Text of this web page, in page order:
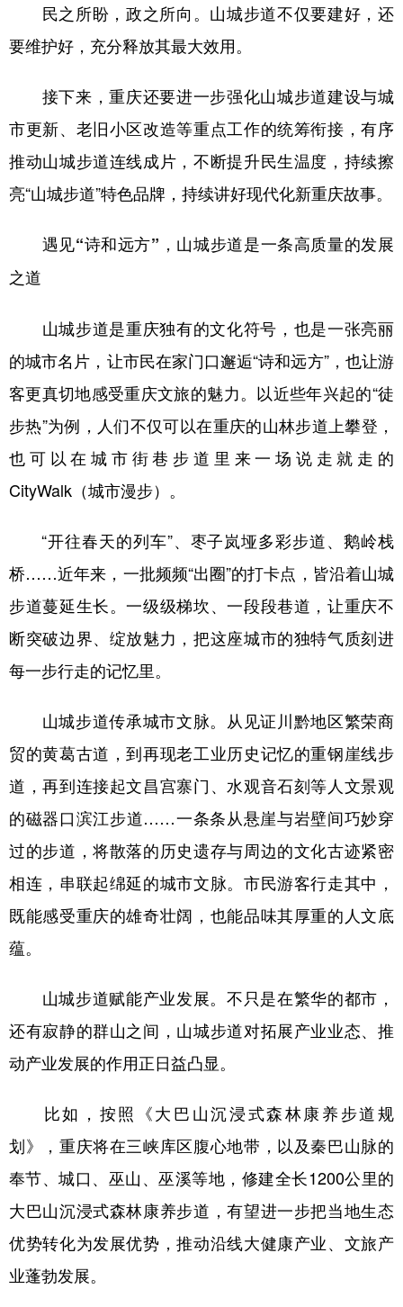
民之所盼，政之所向。山城步道不仅要建好，还
要维护好，充分释放其最大效用。
接下来，重庆还要进一步强化山城步道建设与城
市更新、老旧小区改造等重点工作的统筹衔接，有序
推动山城步道连线成片，不断提升民生温度，持续擦
亮“山城步道”特色品牌，持续讲好现代化新重庆故事。
遇见“诗和远方”，山城步道是一条高质量的发展
之道
山城步道是重庆独有的文化符号，也是一张亮丽
的城市名片，让市民在家门口邂逅“诗和远方”，也让游
客更真切地感受重庆文旅的魅力。以近些年兴起的“徒
步热”为例，人们不仅可以在重庆的山林步道上攀登，
也可以在城市街巷步道里来一场说走就走的
CityWalk（城市漫步）。
“开往春天的列车”、枣子岚垭多彩步道、鹅岭栈
桥……近年来，一批频频“出圈”的打卡点，皆沿着山城
步道蔓延生长。一级级梯坎、一段段巷道，让重庆不
断突破边界、绽放魅力，把这座城市的独特气质刻进
每一步行走的记忆里。
山城步道传承城市文脉。从见证川黔地区繁荣商
贸的黄葛古道，到再现老工业历史记忆的重钢崖线步
道，再到连接起文昌宫寨门、水观音石刻等人文景观
的磁器口滨江步道……一条条从悬崖与岩壁间巧妙穿
过的步道，将散落的历史遗存与周边的文化古迹紧密
相连，串联起绵延的城市文脉。市民游客行走其中，
既能感受重庆的雄奇壮阔，也能品味其厚重的人文底
蕴。
山城步道赋能产业发展。不只是在繁华的都市，
还有寂静的群山之间，山城步道对拓展产业业态、推
动产业发展的作用正日益凸显。
比如，按照《大巴山沉浸式森林康养步道规
划》，重庆将在三峡库区腹心地带，以及秦巴山脉的
奉节、城口、巫山、巫溪等地，修建全长1200公里的
大巴山沉浸式森林康养步道，有望进一步把当地生态
优势转化为发展优势，推动沿线大健康产业、文旅产
业蓬勃发展。